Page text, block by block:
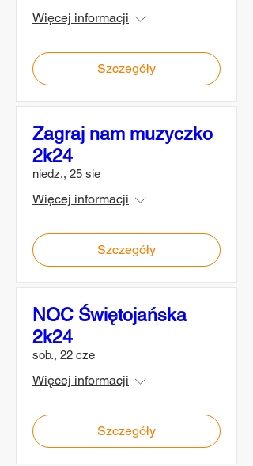
Więcej informacji
Szczegóły
Zagraj nam muzyczko
2k24
niedz., 25 sie
Więcej informacji
Szczegóły
NOC Świętojańska
2k24
sob., 22 cze
Więcej informacji
Szczegóły